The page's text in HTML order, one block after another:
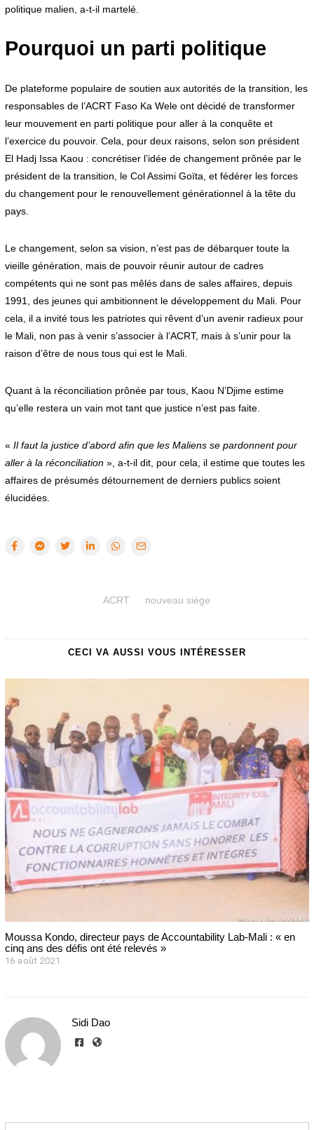
politique malien, a-t-il martelé.
Pourquoi un parti politique
De plateforme populaire de soutien aux autorités de la transition, les
responsables de l’ACRT Faso Ka Wele ont décidé de transformer
leur mouvement en parti politique pour aller à la conquête et
l’exercice du pouvoir. Cela, pour deux raisons, selon son président
El Hadj Issa Kaou : concrétiser l’idée de changement prônée par le
président de la transition, le Col Assimi Goïta, et fédérer les forces
du changement pour le renouvellement générationnel à la tête du
pays.
Le changement, selon sa vision, n’est pas de débarquer toute la
vieille génération, mais de pouvoir réunir autour de cadres
compétents qui ne sont pas mêlés dans de sales affaires, depuis
1991, des jeunes qui ambitionnent le développement du Mali. Pour
cela, il a invité tous les patriotes qui rêvent d’un avenir radieux pour
le Mali, non pas à venir s’associer à l’ACRT, mais à s’unir pour la
raison d’être de nous tous qui est le Mali.
Quant à la réconciliation prônée par tous, Kaou N’Djime estime
qu’elle restera un vain mot tant que justice n’est pas faite.
« Il faut la justice d’abord afin que les Maliens se pardonnent pour
aller à la réconciliation », a-t-il dit, pour cela, il estime que toutes les
affaires de présumés détournement de derniers publics soient
élucidées.
ACRT nouveau siège
CECI VA AUSSI VOUS INTÉRESSER
Moussa Kondo, directeur pays de Accountability Lab-Mali : « en
cinq ans des défis ont été relevés »
16 août 2021
0
Sidi Dao